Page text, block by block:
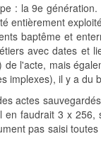
: la 9e
entièrement
baptême et
avec dates et
de l'acte, mais
implexes), il y a du
actes
en faudrait 3 x
pas saisi